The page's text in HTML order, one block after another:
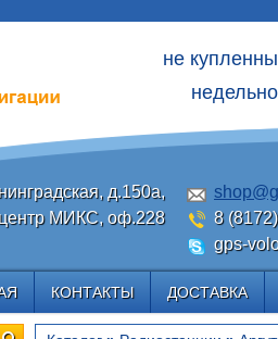
не
д.150а,
МИКС, оф.228
8
gps-
КОНТАКТЫ ДОСТАВКА